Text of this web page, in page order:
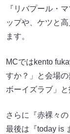
『リバプール・
ップや、ケツと
ます。
MCではkento
すか？」と会場
ボーイズラブ」と
さらに『赤裸々
最後は『today is